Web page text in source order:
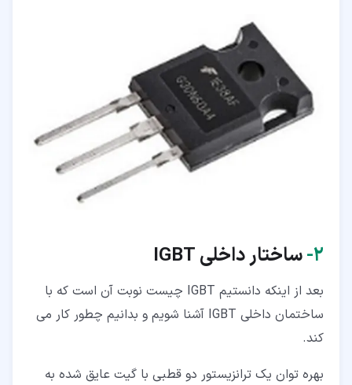
۲‏- ساختار داخلیIGBT
بعد از اینکه دانستیم IGBT چیست نوبت آن است که با
ساختمان داخلی IGBT آشنا شویم و بدانیم چطور کار می
کند.
بهره توان یک ترانزیستور دو قطبی با گیت عایق شده به